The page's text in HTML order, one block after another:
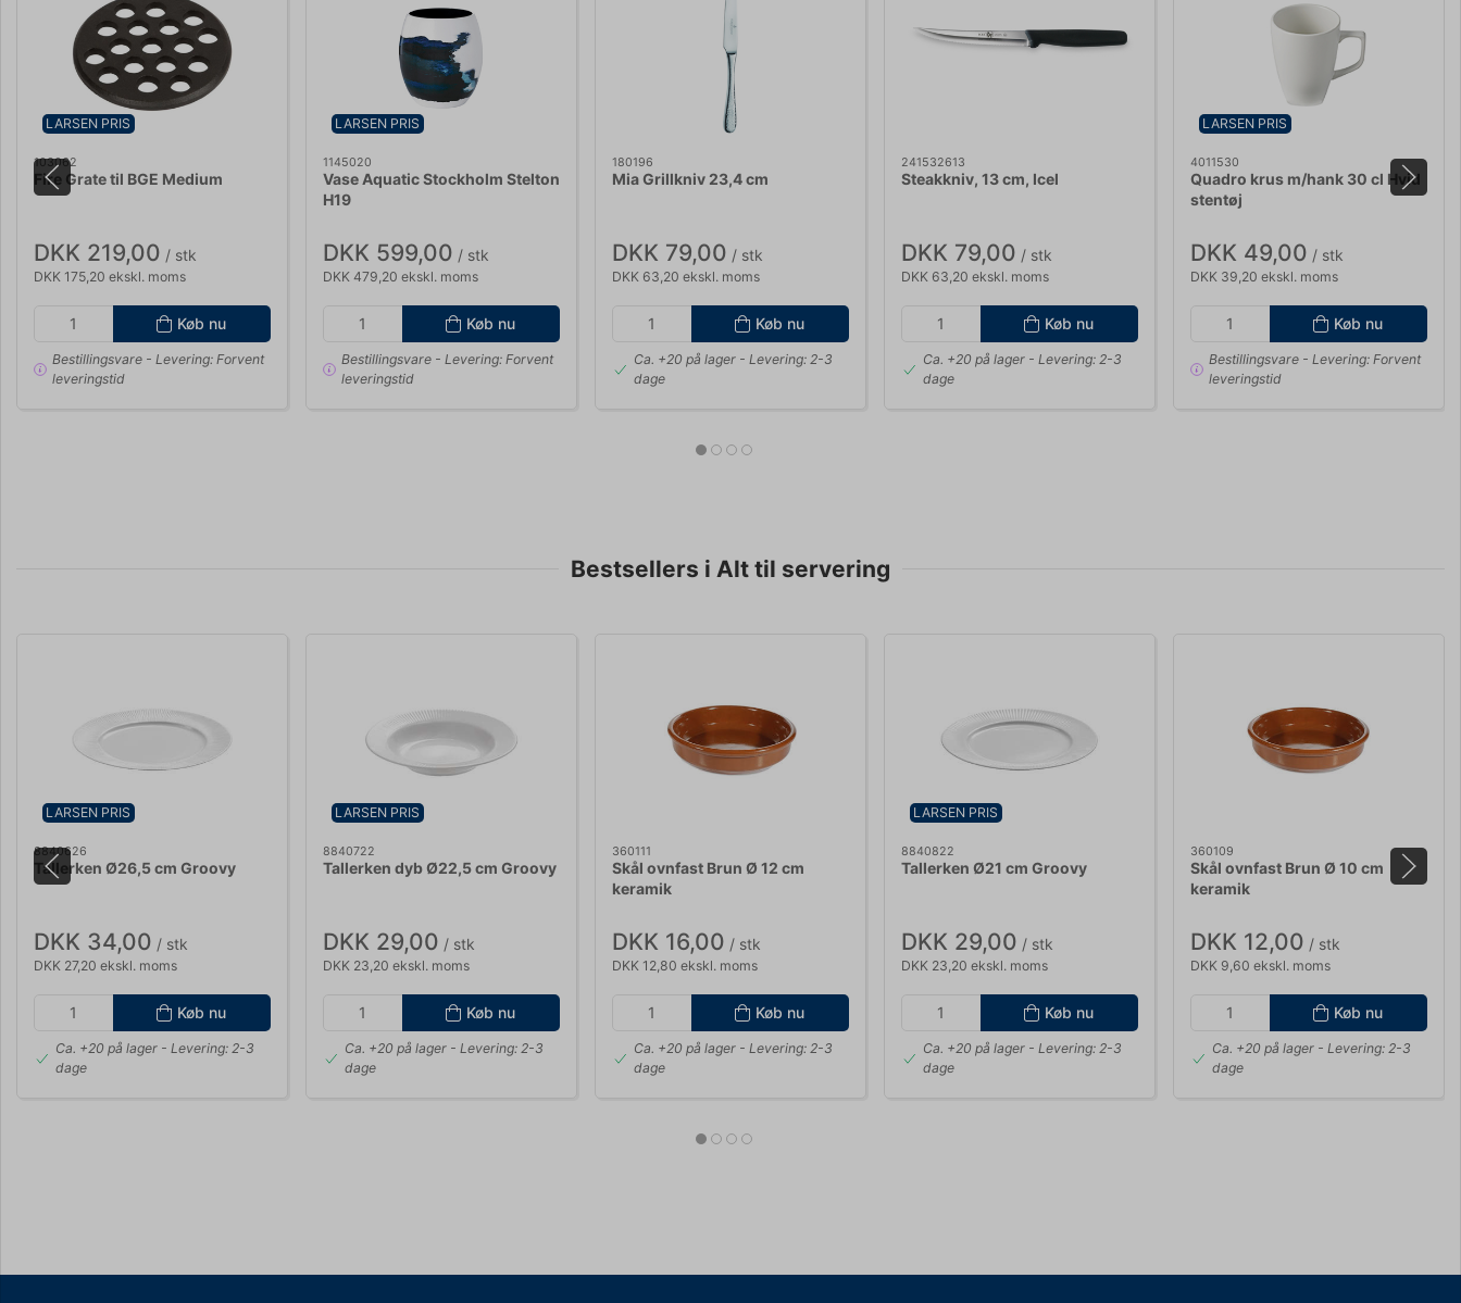
LARSEN PRIS
103062
Fire Grate til BGE Medium
DKK 219,00 / stk
DKK 175,20 ekskl. moms
Køb nu
Bestillingsvare - Levering: Forvent
leveringstid
LARSEN PRIS
1145020
Vase Aquatic Stockholm Stelton
H19
DKK 599,00 / stk
DKK 479,20 ekskl. moms
Køb nu
Bestillingsvare - Levering: Forvent
leveringstid
180196
Mia Grillkniv 23,4 cm
DKK 79,00 / stk
DKK 63,20 ekskl. moms
Køb nu
Ca. +20 på lager- Levering: 2-3
dage
241532613
Steakkniv, 13 cm, Icel
DKK 79,00 / stk
DKK 63,20 ekskl. moms
Køb nu
Ca. +20 på lager- Levering: 2-3
dage
LARSEN PRIS
4011530
Quadro krus m/hank 30 cl Hvid
stentøj
DKK 49,00 / stk
DKK 39,20 ekskl. moms
Køb nu
Bestillingsvare - Levering: Forvent
leveringstid
Bestsellers i Alt til servering
LARSEN PRIS
8840626
Tallerken Ø26,5 cm Groovy
DKK 34,00 / stk
DKK 27,20 ekskl. moms
Køb nu
Ca. +20 på lager- Levering: 2-3
dage
LARSEN PRIS
8840722
Tallerken dyb Ø22,5 cm Groovy
DKK 29,00 / stk
DKK 23,20 ekskl. moms
Køb nu
Ca. +20 på lager- Levering: 2-3
dage
360111
Skål ovnfast Brun Ø 12 cm
keramik
DKK 16,00 / stk
DKK 12,80 ekskl. moms
Køb nu
Ca. +20 på lager- Levering: 2-3
dage
LARSEN PRIS
8840822
Tallerken Ø21 cm Groovy
DKK 29,00 / stk
DKK 23,20 ekskl. moms
Køb nu
Ca. +20 på lager- Levering: 2-3
dage
360109
Skål ovnfast Brun Ø 10 cm
keramik
DKK 12,00 / stk
DKK 9,60 ekskl. moms
Køb nu
Ca. +20 på lager- Levering: 2-3
dage